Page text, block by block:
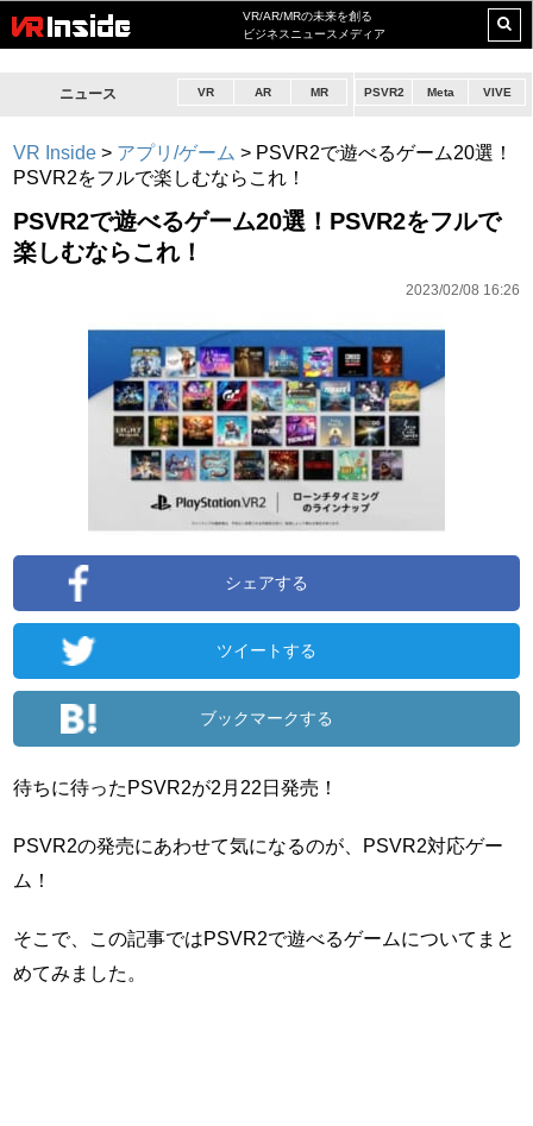
VR/AR/MRの未来を創る
ビジネスニュースメディア
ニュース VR AR MR PSVR2 Meta VIVE
VR Inside > アプリ/ゲーム > PSVR2で遊べるゲーム20選！
PSVR2をフルで楽しむならこれ！
PSVR2で遊べるゲーム20選！PSVR2をフルで
楽しむならこれ！
2023/02/08 16:26
シェアする
ツイートする
ブックマークする
待ちに待ったPSVR2が2月22日発売！
PSVR2の発売にあわせて気になるのが、PSVR2対応ゲー
ム！
そこで、この記事ではPSVR2で遊べるゲームについてまと
めてみました。